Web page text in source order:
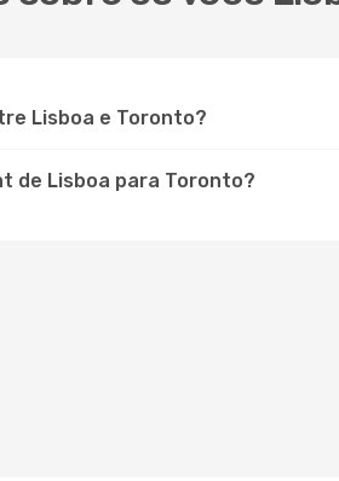
Lisboa e Toronto?
de Lisboa para Toronto?